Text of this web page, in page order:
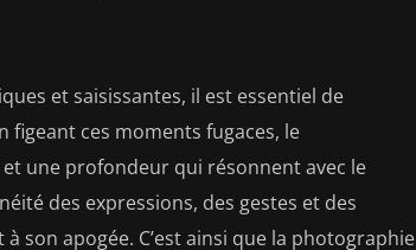
et saisissantes, il est essentiel de
figeant ces moments fugaces, le
une profondeur qui résonnent avec le
des expressions, des gestes et des
son apogée. C’est ainsi que la photographie